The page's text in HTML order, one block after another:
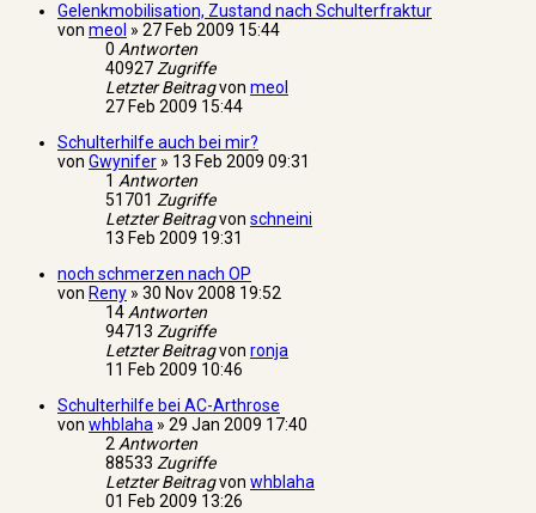
Gelenkmobilisation, Zustand nach Schulterfraktur
von meol » 27 Feb 2009 15:44
0 Antworten
40927Zugriffe
Letzter Beitragvon meol
27 Feb 2009 15:44
Schulterhilfe auch bei mir?
von Gwynifer » 13 Feb 2009 09:31
1 Antworten
51701 Zugriffe
Letzter Beitragvon schneini
13 Feb 2009 19:31
noch schmerzen nach OP
von Reny » 30 Nov 2008 19:52
14Antworten
94713 Zugriffe
Letzter Beitragvon ronja
11 Feb 2009 10:46
Schulterhilfe bei AC-Arthrose
von whblaha » 29 Jan 2009 17:40
2Antworten
88533 Zugriffe
Letzter Beitragvon whblaha
01 Feb 2009 13:26